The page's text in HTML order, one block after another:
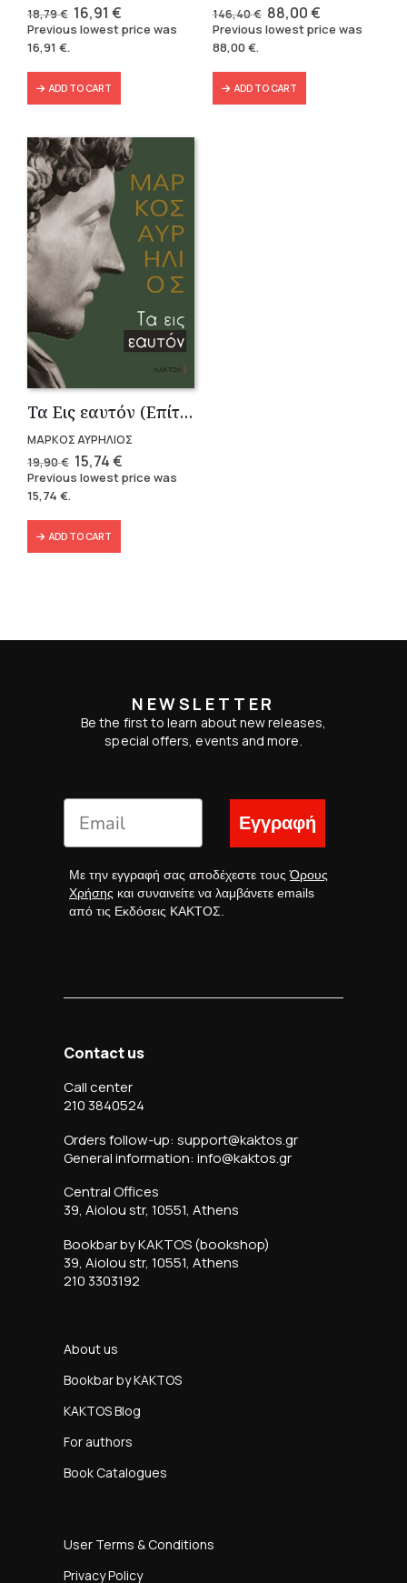
18,79€ Original
price
was:
16,91 €Current
price
is:
Previous lowest price was
16,91 €.
ADD TO CART
146,40€ Original
price
was:
88,00€Current
price
is:
Previous lowest price was
88,00€.
ADD TO CART
Τα Εις εαυτόν (Επίτομο) – Μάρκος Αυρήλιος
ΜΑΡΚΟΣ ΑΥΡΗΛΙΟΣ
19,90€ Original
price
was:
15,74€Current
price
is:
Previous lowest price was
15,74 €.
ADD TO CART
NEWSLETTER
Be the first to learn about new releases,
special offers, events and more.
Εγγραφή
Με την εγγραφή σας αποδέχεστε τουςΌρους
Χρήσης και συναινείτε να λαμβάνετε emails
από τις Εκδόσεις ΚΑΚΤΟΣ.
Contact us
Call center
210 3840524
Orders follow-up: support@kaktos.gr
General information: info@kaktos.gr
Central Offices
39, Aiolou str, 10551, Athens
Bookbar by KAKTOS (bookshop)
39, Aiolou str, 10551, Athens
210 3303192
About us
Bookbar by KAKTOS
KAKTOS Blog
For authors
Book Catalogues
User Terms & Conditions
Privacy Policy